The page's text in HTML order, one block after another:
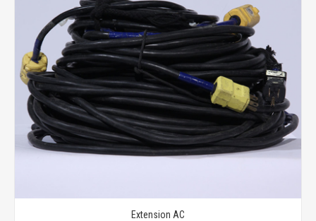
Extension AC